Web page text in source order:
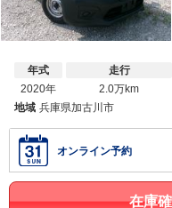
年式
2020年
走行
2.0万km
地域 兵庫県加古川市
オンライン予約
在庫